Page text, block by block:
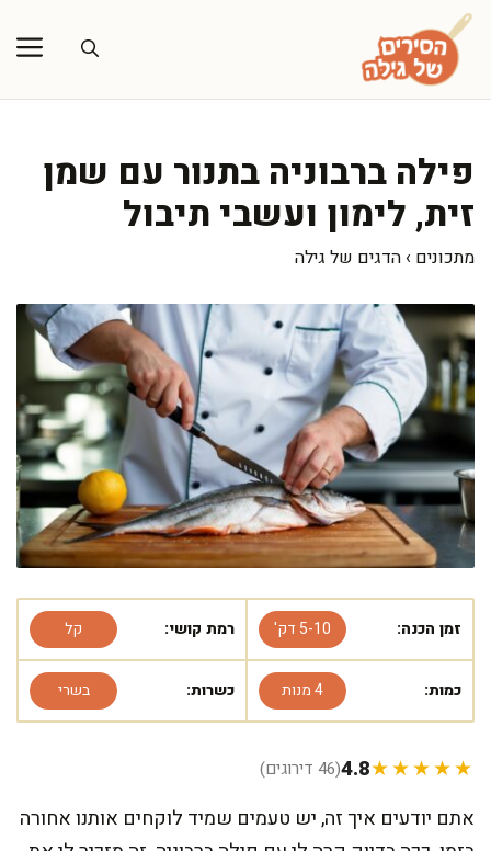
לדלג
לתוכן
פילה ברבוניה בתנור עם שמן
זית, לימון ועשבי תיבול
מתכונים › הדגים של גילה
זמן הכנה: 5-10 דק' רמת קושי: קל
כמות: 4 מנות כשרות: בשרי
★★★★★
4.8(46 דירוגים)
אתם יודעים איך זה, יש טעמים שמיד לוקחים אותנו אחורה